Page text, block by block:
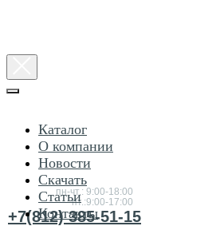
Консультация
по товарам
пн-чт.: 9:00-18:00
пт.:9:00-17:00
+7(812) 385-51-15
Каталог
О компании
Новости
Скачать
Статьи
Контакты